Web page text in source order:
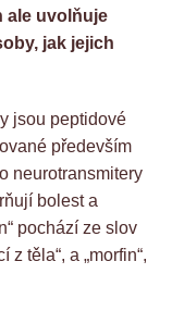
ale uvolňuje
jak jejich
jsou peptidové
především
neurotransmitery
bolest a
pochází ze slov
z těla“, a „morfin“,